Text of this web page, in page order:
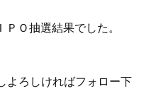
Ｏ抽選結果でした。
よろしければフォロー下